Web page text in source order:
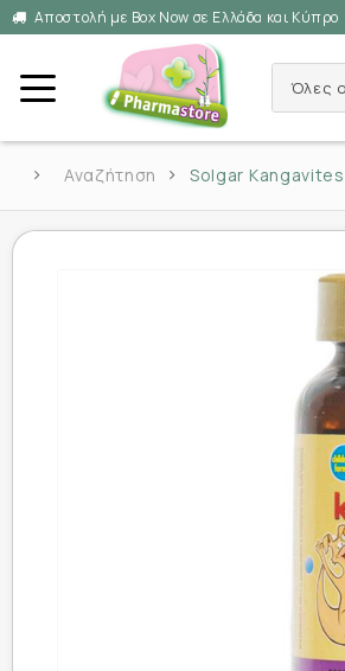
Αποστολή με Box Now σε Ελλάδα και Κύπρο
Όλες
Αναζήτηση Solgar